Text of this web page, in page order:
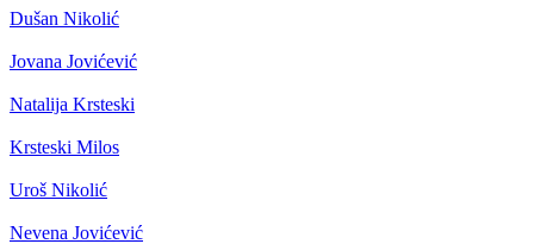
Dušan Nikolić
Jovana Jovićević
Natalija Krsteski
Krsteski Milos
Uroš Nikolić
Nevena Jovićević